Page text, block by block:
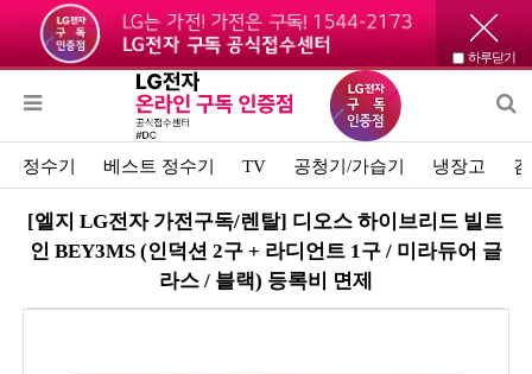
하루닫기
정수기 베스트 정수기 TV 공청기/가습기 냉장고
[엘지 LG전자 가전구독/렌탈] 디오스 하이브리드 빌트
인 BEY3MS (인덕션 2구 + 라디언트 1구 / 미라듀어 글
라스 / 블랙) 등록비 면제